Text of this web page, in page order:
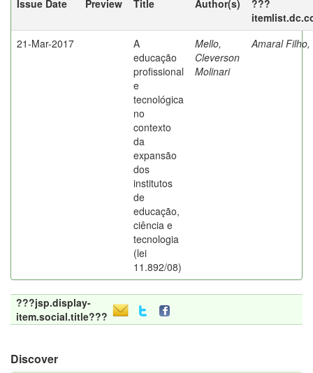
Issue Date Preview Title Author(s)
???
21-Mar-2017
A
educação
profissional
e
tecnológica
no
contexto
da
expansão
dos
institutos
de
educação,
ciência e
tecnologia
(lei
11.892/08)
Mello,
Cleverson
Molinari
Amaral
???jsp.display-
item.social.title???
Discover